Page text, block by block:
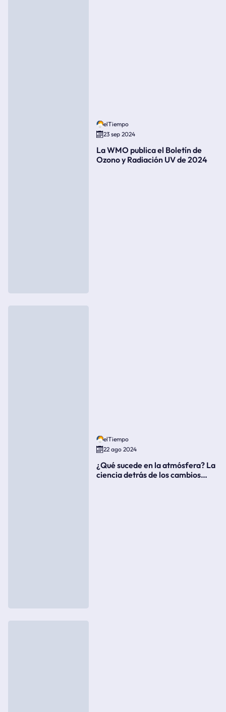
elTiempo
23 sep 2024
La WMO publica el Boletín de
Ozono y Radiación UV de 2024
elTiempo
22 ago 2024
¿Qué sucede en la atmósfera? La
ciencia detrás de los cambios